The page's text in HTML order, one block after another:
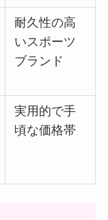
耐久性の高
いスポーツ
ブランド
実用的で手
頃な価格帯